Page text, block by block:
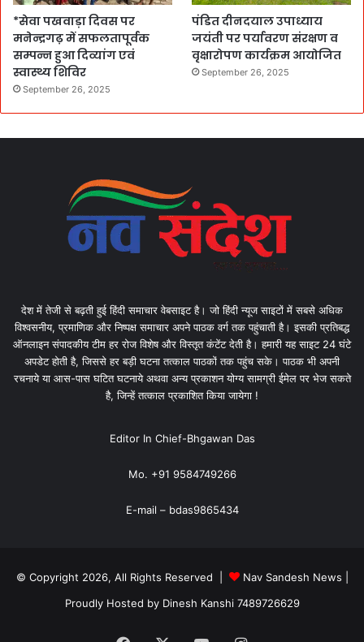
*सेवा पखवाड़ा दिवस पर
मनेन्द्रगढ़ में सफलतापूर्वक
सम्पन्न हुआ दिव्यांग एवं
स्वास्थ्य शिविर
September 26, 2025
पंडित दीनदयाल उपाध्याय
जयंती पर पर्यावरण संरक्षण व
वृक्षारोपण कार्यक्रम आयोजित
September 26, 2025
देश में तेजी से बढ़ती हुई हिंदी समाचार वेबसाइट है। जो हिंदी न्यूज साइटों में सबसे अधिक
विश्वसनीय, प्रमाणिक और निष्पक्ष समाचार अपने पाठक वर्ग तक पहुंचाती है। इसकी प्रतिबद्ध
ऑनलाइन संपादकीय टीम हर रोज विशेष और विस्तृत कंटेंट देती है। हमारी यह साइट 24 घंटे
अपडेट होती है, जिससे हर बड़ी घटना तत्काल पाठकों तक पहुंच सके। पाठक भी अपनी
रचनाये या आस-पास घटित घटनाये अथवा अन्य प्रकाशन योग्य सामग्री ईमेल पर भेज सकते
है, जिन्हें तत्काल प्रकाशित किया जायेगा !
Editor In Chief-Bhgawan Das
Mo. +91 9584749266
E-mail – bdas9865434
© Copyright 2026, All Rights Reserved | Nav Sandesh News
Proudly Hosted by Dinesh Kanshi 7489726629